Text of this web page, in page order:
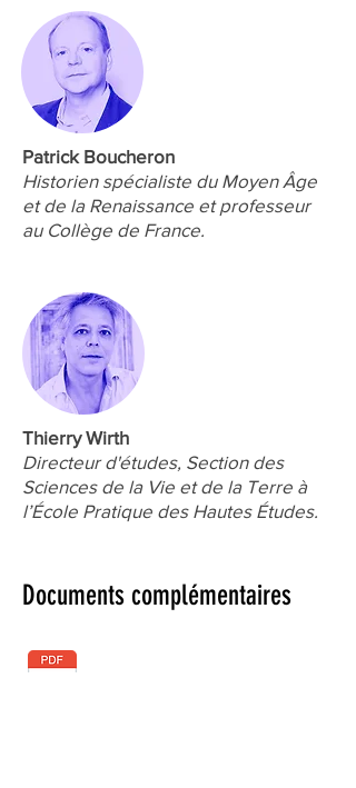
Patrick Boucheron
Historien spécialiste du Moyen Âge
et de la Renaissance et professeur
au Collège de France.
Thierry Wirth
Directeur d'études, Section des
Sciences de la Vie et de la Terre à
l’École Pratique des Hautes Études.
Documents complémentaires